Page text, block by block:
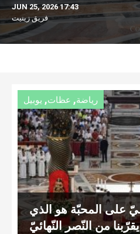
JUN 25, 2026 17:43
فريق زينيت
رياضة, عظات, يوبيل
على المحبّة هو الذي
يقرّبنا من النّصر النّهائيّ